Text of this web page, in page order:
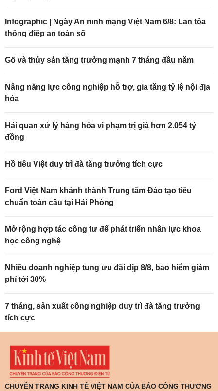
Infographic | Ngày An ninh mạng Việt Nam 6/8: Lan tỏa
thông điệp an toàn số
Gỗ và thủy sản tăng trưởng mạnh 7 tháng đầu năm
Nâng năng lực công nghiệp hỗ trợ, gia tăng tỷ lệ nội địa
hóa
Hải quan xử lý hàng hóa vi phạm trị giá hơn 2.054 tỷ
đồng
Hồ tiêu Việt duy trì đà tăng trưởng tích cực
Ford Việt Nam khánh thành Trung tâm Đào tạo tiêu
chuẩn toàn cầu tại Hải Phòng
Mở rộng hợp tác công tư để phát triển nhân lực khoa
học công nghệ
Nhiều doanh nghiệp tung ưu đãi dịp 8/8, bảo hiểm giảm
phí tới 30%
7 tháng, sản xuất công nghiệp duy trì đà tăng trưởng
tích cực
CHUYÊN TRANG KINH TẾ VIỆT NAM CỦA BÁO CÔNG THƯƠNG